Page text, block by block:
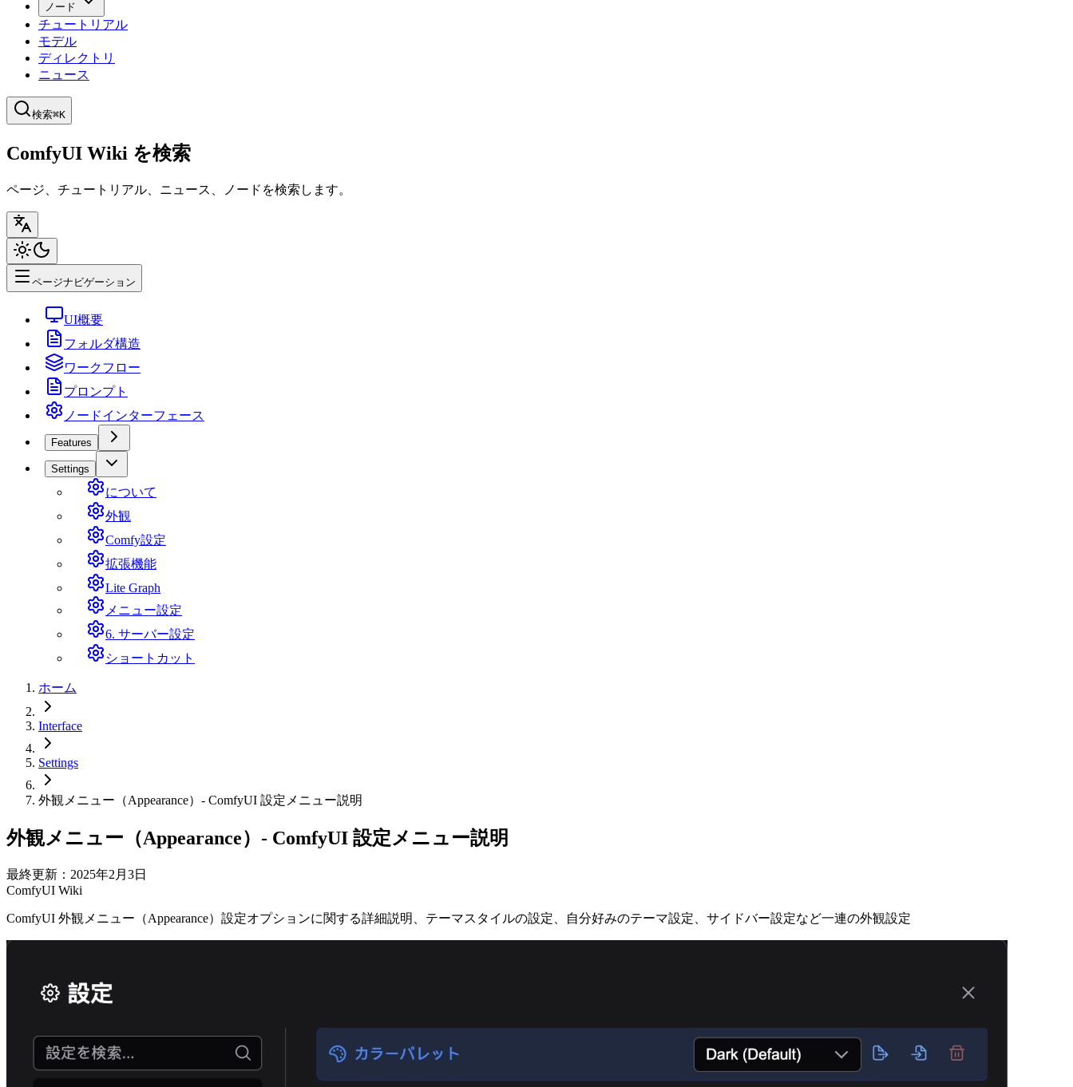
ノード
チュートリアル
モデル
ディレクトリ
ニュース
検索⌘K
ComfyUI Wiki を検索
ページ、チュートリアル、ニュース、ノードを検索します。
ページナビゲーション
UI概要
フォルダ構造
ワークフロー
プロンプト
ノードインターフェース
Features
Settings
について
外観
Comfy設定
拡張機能
Lite Graph
メニュー設定
6. サーバー設定
ショートカット
ホーム
Interface
Settings
外観メニュー（Appearance）- ComfyUI 設定メニュー説明
外観メニュー（Appearance）- ComfyUI 設定メニュー説明
最終更新：2025年2月3日
ComfyUI Wiki
ComfyUI 外観メニュー（Appearance）設定オプションに関する詳細説明、テーマスタイルの設定、自分好みのテーマ設定、サイドバー設定など一連の外観設定